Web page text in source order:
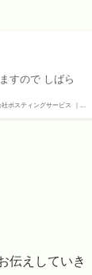
社ポスティングサービス ｜...
すので しばら
伝えしていき